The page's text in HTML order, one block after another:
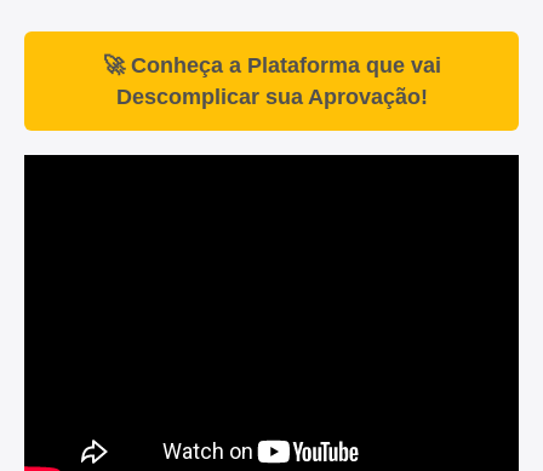
🚀 Conheça a Plataforma que vai
Descomplicar sua Aprovação!